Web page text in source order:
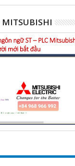
MITSUBISHI